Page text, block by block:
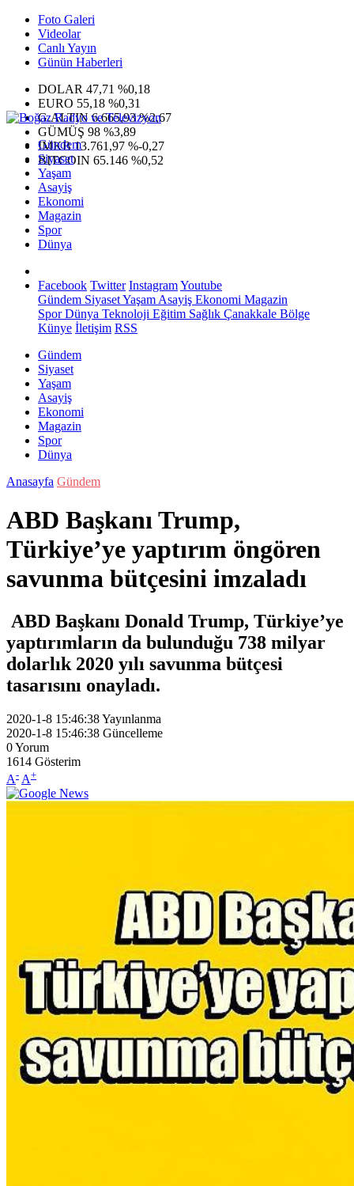
Foto Galeri
Videolar
Canlı Yayın
Günün Haberleri
DOLAR 47,71 %0,18
EURO 55,18 %0,31
G.ALTIN6.665,93 %2,67
GÜMÜŞ 98 %3,89
IMKB13.761,97 %-0,27
BITCOIN 65.146 %0,52
Gündem
Siyaset
Yaşam
Asayiş
Ekonomi
Magazin
Spor
Dünya
Facebook Twitter InstagramYoutube
Gündem SiyasetYaşam Asayiş Ekonomi Magazin
SporDünya Teknoloji Eğitim Sağlık Çanakkale Bölge
Künye İletişim RSS
Gündem
Siyaset
Yaşam
Asayiş
Ekonomi
Magazin
Spor
Dünya
Anasayfa Gündem
ABD Başkanı Trump,
Türkiye’ye yaptırım öngören
savunma bütçesini imzaladı
ABD Başkanı Donald Trump, Türkiye’ye
yaptırımların da bulunduğu 738 milyar
dolarlık 2020 yılı savunma bütçesi
tasarısını onayladı.
2020-1-8 15:46:38Yayınlanma
2020-1-8 15:46:38 Güncelleme
0Yorum
1614 Gösterim
A- A+